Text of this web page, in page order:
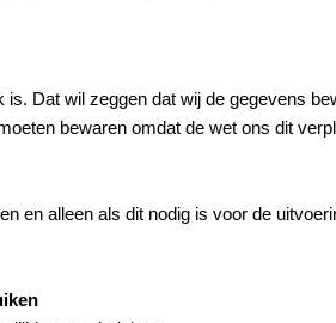
Dat wil zeggen dat wij de gegevens
bewaren omdat de wet ons dit
en alleen als dit nodig is voor de